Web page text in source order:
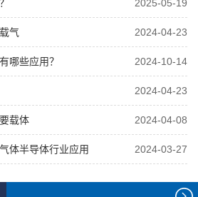
2025-05-19
气 2024-04-23
哪些应用？ 2024-10-14
2024-04-23
载体 2024-04-08
体半导体行业应用 2024-03-27